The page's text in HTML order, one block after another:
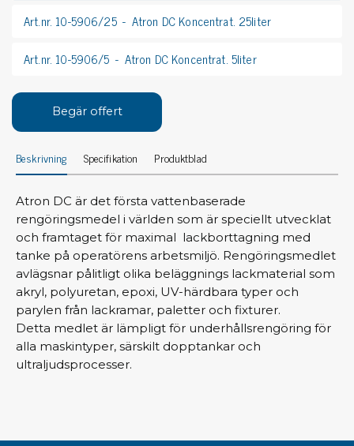
Art.nr. 10-5906/25
Atron DC Koncentrat. 25liter
Art.nr. 10-5906/5
Atron DC Koncentrat. 5liter
Begär offert
Beskrivning Specifikation Produktblad
Atron DC är det första vattenbaserade
rengöringsmedel i världen som är speciellt utvecklat
och framtaget för maximal lackborttagning med
tanke på operatörens arbetsmiljö. Rengöringsmedlet
avlägsnar pålitligt olika beläggnings lackmaterial som
akryl, polyuretan, epoxi, UV-härdbara typer och
parylen från lackramar, paletter och fixturer.
Detta medlet är lämpligt för underhållsrengöring för
alla maskintyper, särskilt dopptankar och
ultraljudsprocesser.